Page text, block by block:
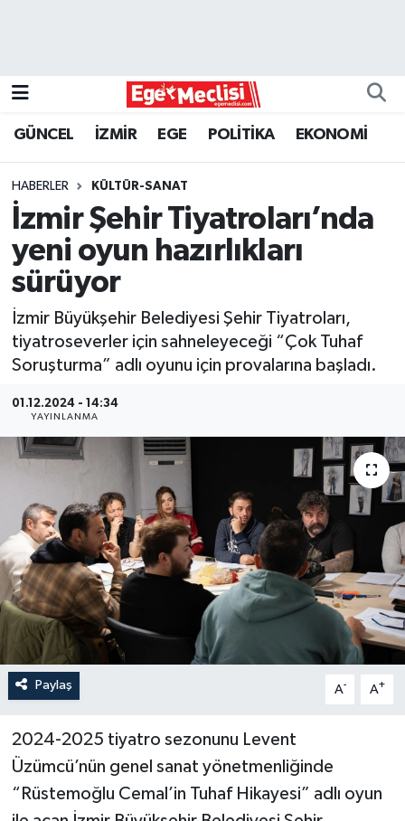
GÜNCEL İZMİR EGE POLİTİKA EKONOMİ
HABERLER KÜLTÜR-SANAT
İzmir Şehir Tiyatroları’nda
yeni oyun hazırlıkları
sürüyor
İzmir Büyükşehir Belediyesi Şehir Tiyatroları,
tiyatroseverler için sahneleyeceği “Çok Tuhaf
Soruşturma” adlı oyunu için provalarına başladı.
01.12.2024 - 14:34
YAYINLANMA
Paylaş A- A+
2024-2025 tiyatro sezonunu Levent
Üzümcü’nün genel sanat yönetmenliğinde
“Rüstemoğlu Cemal’in Tuhaf Hikayesi” adlı oyun
GÜNCEL
İZMİR
ÖZEL HABER
POLİTİKA
Programlar
YAŞAM